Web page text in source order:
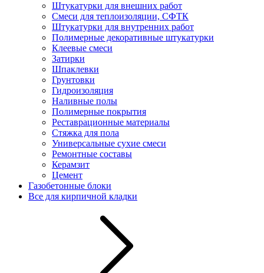
Штукатурки для внешних работ
Смеси для теплоизоляции, СФТК
Штукатурки для внутренних работ
Полимерные декоративные штукатурки
Клеевые смеси
Затирки
Шпаклевки
Грунтовки
Гидроизоляция
Наливные полы
Полимерные покрытия
Реставрационные материалы
Стяжка для пола
Универсальные сухие смеси
Ремонтные составы
Керамзит
Цемент
Газобетонные блоки
Все для кирпичной кладки